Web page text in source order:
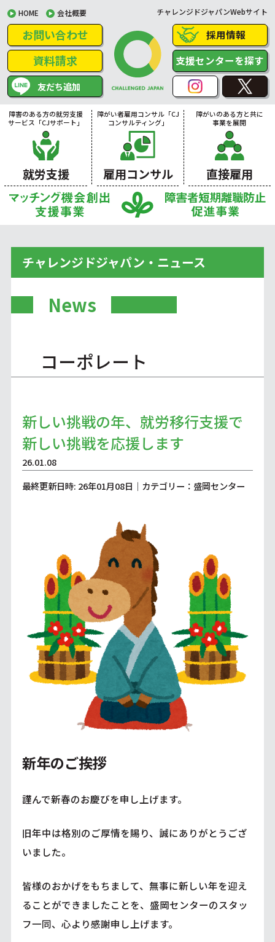
HOME 会社概要 チャレンジドジャパンWebサイト
お問い合わせ
資料請求
友だち追加
採用情報
支援センターを探す
障害のある方の就労支援
サービス「CJサポート」
就労支援
障がい者雇用コンサル「CJ
コンサルティング」
雇用コンサル
障がいのある方と共に
事業を展開
直接雇用
チャレンジドジャパン・ニュース
News
コーポレート
新しい挑戦の年、就労移行支援で
新しい挑戦を応援します
26.01.08
最終更新日時: 26年01月08日｜カテゴリー：盛岡センター
新年のご挨拶
謹んで新春のお慶びを申し上げます。
旧年中は格別のご厚情を賜り、誠にありがとうござ
いました。
皆様のおかげをもちまして、無事に新しい年を迎え
ることができましたことを、盛岡センターのスタッ
フ一同、心より感謝申し上げます。